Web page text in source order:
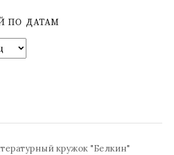
ПО ДАТАМ
кружок "Белкин"